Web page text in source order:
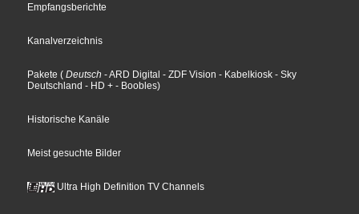
Empfangsberichte
Kanalverzeichnis
Pakete ( Deutsch - ARD Digital - ZDF Vision - Kabelkiosk - Sky
Deutschland - HD + - Boobles)
Historische Kanäle
Meist gesuchte Bilder
Ultra High Definition TV Channels